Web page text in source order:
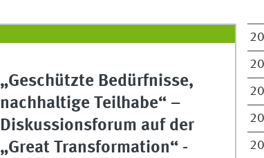
„Geschützte Bedürfnisse,
nachhaltige Teilhabe“ –
Diskussionsforum auf der
„Great Transformation“ -